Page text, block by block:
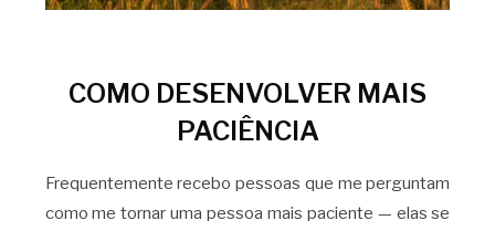
COMO DESENVOLVER MAIS
PACIÊNCIA
Frequentemente recebo pessoas que me perguntam
como me tornar uma pessoa mais paciente — elas se